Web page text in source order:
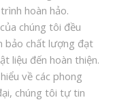
hoàn hảo.
chúng tôi đều
bảo chất lượng đạt
liệu đến hoàn thiện.
về các phong
chúng tôi tự tin